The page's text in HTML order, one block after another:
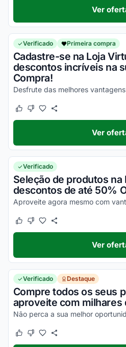
Ver
Verificado Primeira compra
Cadastre-se na Loja
descontos incríveis na
Compra!
Este cupom funcionou
Este cupom não funcionou
Ver
Verificado
Seleção de produtos na
descontos de até 50%
Este cupom funcionou
Este cupom não funcionou
Ver
Verificado Destaque
Compre todos os seus
aproveite com milhares
Este cupom funcionou
Este cupom não funcionou